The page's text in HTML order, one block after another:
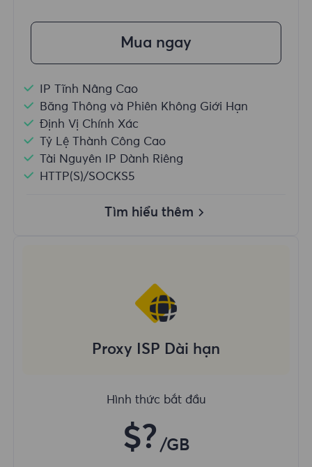
Mua ngay
IP Tĩnh Nâng Cao
Băng Thông và Phiên Không Giới Hạn
Định Vị Chính Xác
Tỷ Lệ Thành Công Cao
Tài Nguyên IP Dành Riêng
HTTP(S)/SOCKS5
Tìm hiểu thêm
Proxy ISP Dài hạn
Hình thức bắt đầu
$? /GB